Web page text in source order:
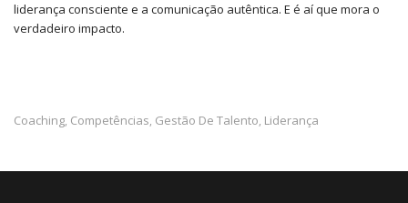
liderança consciente e a comunicação autêntica. E é aí que mora o
verdadeiro impacto.
Coaching, Competências, Gestão De Talento, Liderança